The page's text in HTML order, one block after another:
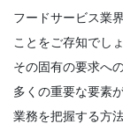
フードサービス業
ことをご存知でし
その固有の要求へ
多くの重要な要素
業務を把握する方